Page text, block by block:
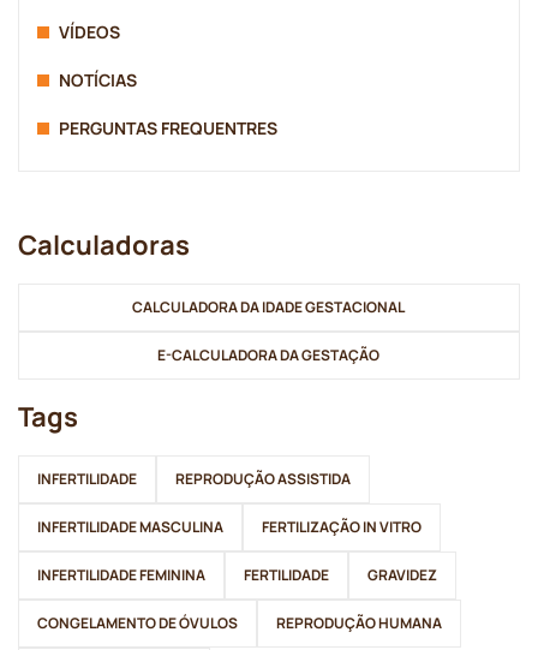
VÍDEOS
NOTÍCIAS
PERGUNTAS FREQUENTRES
Tags
INFERTILIDADE REPRODUÇÃO ASSISTIDA
INFERTILIDADE MASCULINA FERTILIZAÇÃO IN VITRO
INFERTILIDADE FEMININA FERTILIDADE GRAVIDEZ
CONGELAMENTO DE ÓVULOS REPRODUÇÃO HUMANA
Calculadoras
CALCULADORA DA IDADE GESTACIONAL
E-CALCULADORA DA GESTAÇÃO